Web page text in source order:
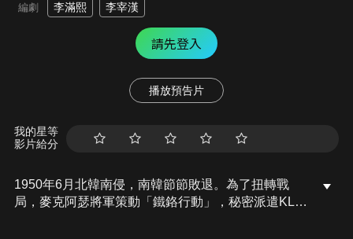
編劇 李滿熙 李宰漢
請先登入
播放預告片
我的星等
影片給分
1950年6月北韓南侵，南韓節節敗退。為了扭轉戰
局，麥克阿瑟將軍策動「鐵鉻行動」，秘密派遣KLO